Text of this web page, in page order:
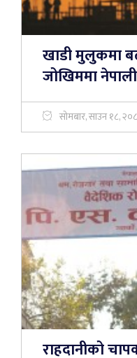
खाडी मुलुकमा
जोखिममा
सोमबार, साउन १८,
राहदानीको